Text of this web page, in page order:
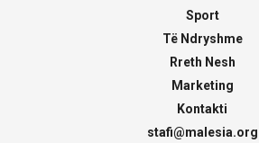
Sport
Të Ndryshme
Rreth Nesh
Marketing
Kontakti
stafi@malesia.org